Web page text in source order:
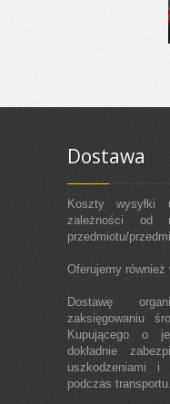
Dostawa
Koszty wysyłki
zależności od
przedmiotu/
Oferujemy również
Dostawę
zaksięgowaniu
Kupującego o
dokładnie
uszkodzeniami i
podczas transportu.